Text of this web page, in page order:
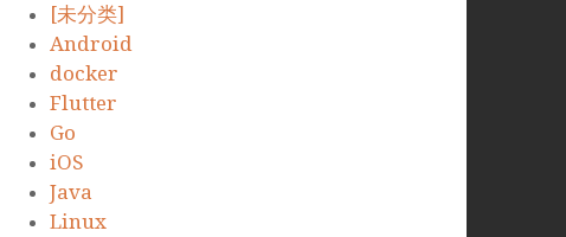
[未分类]
Android
docker
Flutter
Go
iOS
Java
Linux